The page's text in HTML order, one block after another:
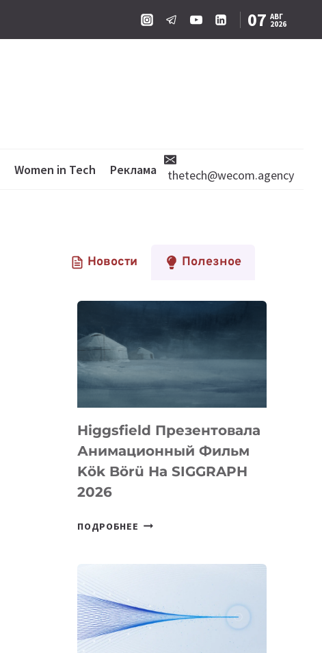
07 АВГ
2026
Women in Tech Реклама thetech@wecom.agency
Новости Полезное
Higgsfield Презентовала
Анимационный Фильм
Kök Börü На SIGGRAPH
2026
ПОДРОБНЕЕ HIGGSFIELD
BÖRÜ
НА